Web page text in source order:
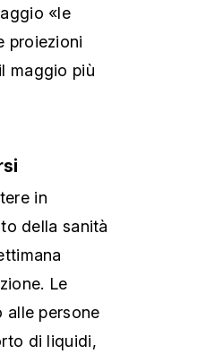
«le
proiezioni
maggio più
in
della sanità
Le
alle persone
di liquidi,